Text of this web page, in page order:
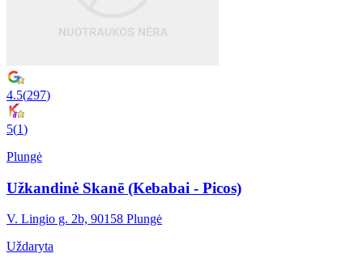
4.5(297)
5(1)
Plungė
Užkandinė Skanē (Kebabai - Picos)
V. Lingio g. 2b, 90158 Plungė
Uždaryta